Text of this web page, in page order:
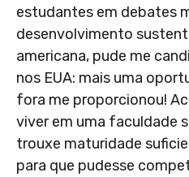
estudantes em debates
desenvolvimento
americana, pude me
nos EUA: mais uma
fora me proporcionou!
viver em uma faculdade
trouxe maturidade
para que pudesse